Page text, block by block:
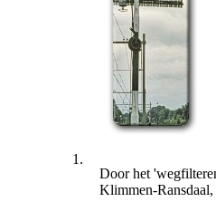
1.
Door het
Klimmen-Ransdaal,